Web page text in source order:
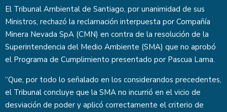
El Tribunal Ambiental de Santiago, por unanimidad de sus
Ministros, rechazó la reclamación interpuesta por Compañía
Minera Nevada SpA (CMN) en contra de la resolución de la
Superintendencia del Medio Ambiente (SMA) que no aprobó
el Programa de Cumplimiento presentado por Pascua Lama.
“Que, por todo lo señalado en los considerandos precedentes,
el Tribunal concluye que la SMA no incurrió en el vicio de
desviación de poder y aplicó correctamente el criterio de